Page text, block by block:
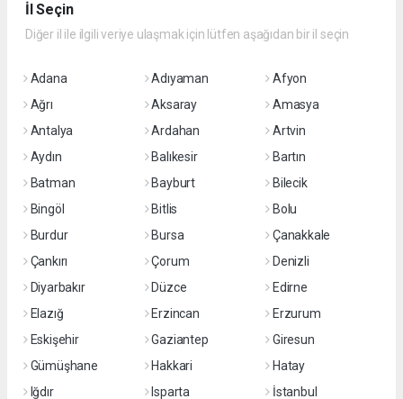
İl Seçin
Diğer il ile ilgili veriye ulaşmak için lütfen aşağıdan bir il seçin
Adana Adıyaman
Afyon
Ağrı
Aksaray
Amasya
Antalya
Ardahan
Artvin
Aydın
Balıkesir
Bartın
Batman
Bayburt
Bilecik
Bingöl
Bitlis
Bolu
Burdur
Bursa
Çanakkale
Çankırı
Çorum
Denizli
Diyarbakır
Düzce
Edirne
Elazığ
Erzincan
Erzurum
Eskişehir
Gaziantep
Giresun
Gümüşhane
Hakkari
Hatay
Iğdır
Isparta
İstanbul